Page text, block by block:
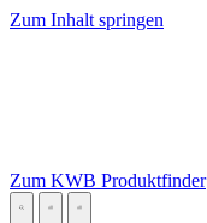
Zum Inhalt springen
Zum KWB Produktfinder